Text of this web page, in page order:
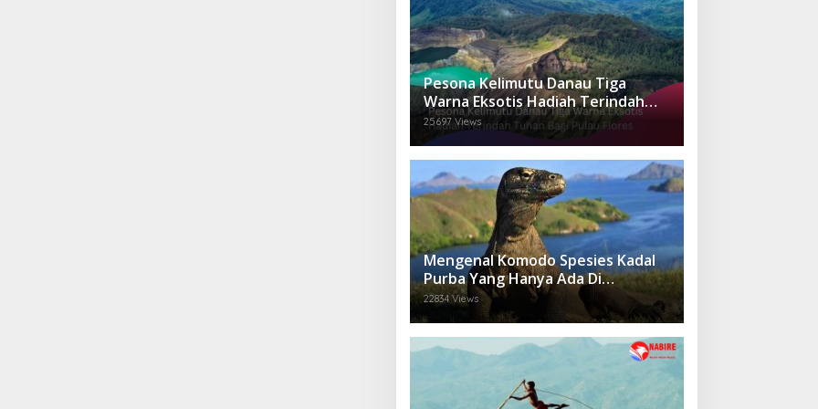
Pesona Kelimutu Danau Tiga
Warna Eksotis Hadiah Terindah
Tuhan Bagi Pulau Flores
25697 Views
Mengenal Komodo Spesies Kadal
Purba Yang Hanya Ada Di
Indonesia.
22834 Views